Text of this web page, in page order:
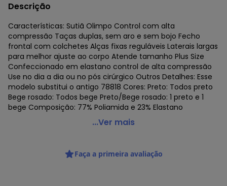
Descrição
Características: Sutiã Olimpo Control com alta
compressão Taças duplas, sem aro e sem bojo Fecho
frontal com colchetes Alças fixas reguláveis Laterais largas
para melhor ajuste ao corpo Atende tamanho Plus Size
Confeccionado em elastano control de alta compressão
Use no dia a dia ou no pós cirúrgico Outros Detalhes: Esse
modelo substitui o antigo 78818 Cores: Preto: Todos preto
Bege rosado: Todos bege Preto/Bege rosado: 1 preto e 1
bege Composição: 77% Poliamida e 23% Elastano
Demillus - Kit com 2 Sutiãs Sustentação Olimpo Control
Código do produto: 22994578
Colecao : BASICO TODO DIA
...Ver mais
Faça a primeira avaliação